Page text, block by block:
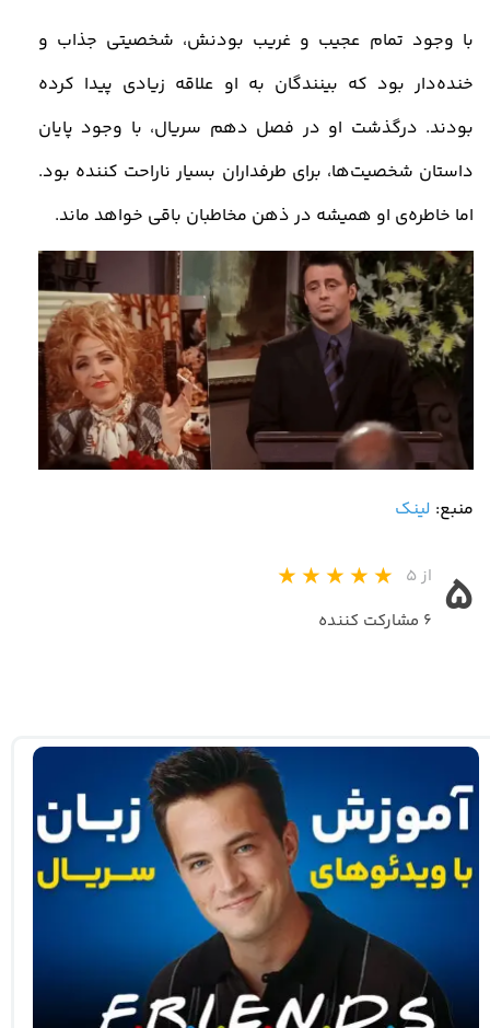
با وجود تمام عجیب و غریب بودنش، شخصیتی جذاب و
خنده‌دار بود که بینندگان به او علاقه زیادی پیدا کرده
بودند. درگذشت او در فصل دهم سریال، با وجود پایان
داستان شخصیت‌ها، برای طرفداران بسیار ناراحت‌ کننده بود.
اما خاطره‌ی او همیشه در ذهن مخاطبان باقی خواهد ماند.
منبع: لینک
۵ از ۵
۶ مشارکت کننده